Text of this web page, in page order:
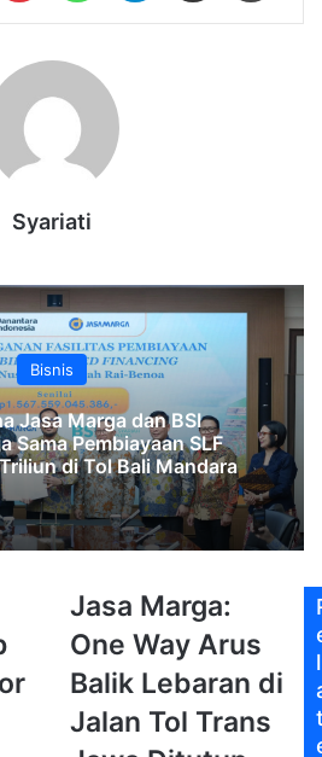
Syariati
Bisnis
Jasa Marga dan BSI
Sama Pembiayaan SLF
di Tol Bali Mandara‎‎
Jasa
Marga:
One
Way
Arus
Balik
Lebaran
Jasa Marga:
One Way Arus
Balik Lebaran di
Jalan Tol Trans
l